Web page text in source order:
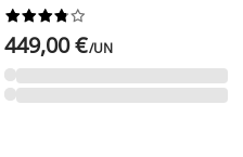






449,00 €/UN